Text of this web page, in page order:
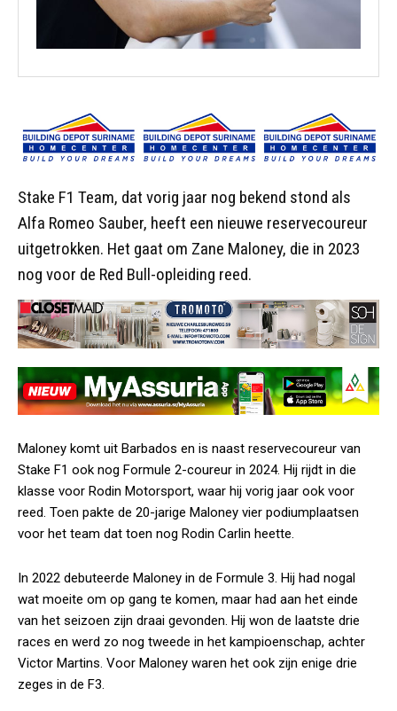
Stake F1 Team, dat vorig jaar nog bekend stond als
Alfa Romeo Sauber, heeft een nieuwe reservecoureur
uitgetrokken. Het gaat om Zane Maloney, die in 2023
nog voor de Red Bull-opleiding reed.
Maloney komt uit Barbados en is naast reservecoureur van
Stake F1 ook nog Formule 2-coureur in 2024. Hij rijdt in die
klasse voor Rodin Motorsport, waar hij vorig jaar ook voor
reed. Toen pakte de 20-jarige Maloney vier podiumplaatsen
voor het team dat toen nog Rodin Carlin heette.
In 2022 debuteerde Maloney in de Formule 3. Hij had nogal
wat moeite om op gang te komen, maar had aan het einde
van het seizoen zijn draai gevonden. Hij won de laatste drie
races en werd zo nog tweede in het kampioenschap, achter
Victor Martins. Voor Maloney waren het ook zijn enige drie
zeges in de F3.